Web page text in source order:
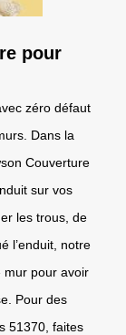
pour
zéro défaut
Dans la
Couverture
sur vos
les trous, de
l’enduit, notre
mur pour avoir
Pour des
51370, faites